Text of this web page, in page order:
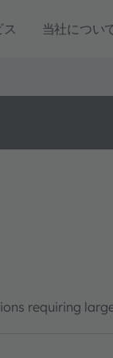
ス 当社につい
requiring